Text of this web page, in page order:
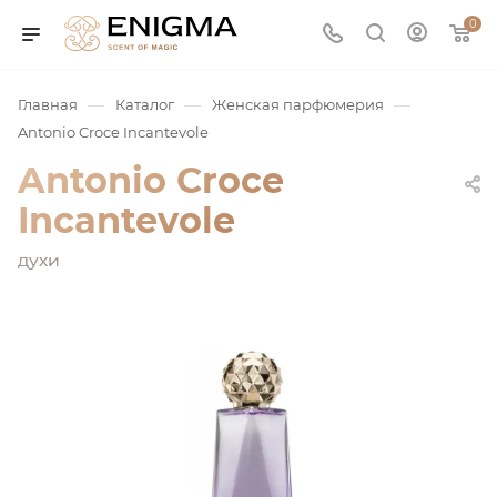
0
Главная — Каталог — Женская парфюмерия —
Antonio Croce Incantevole
Antonio Croce
Incantevole
духи